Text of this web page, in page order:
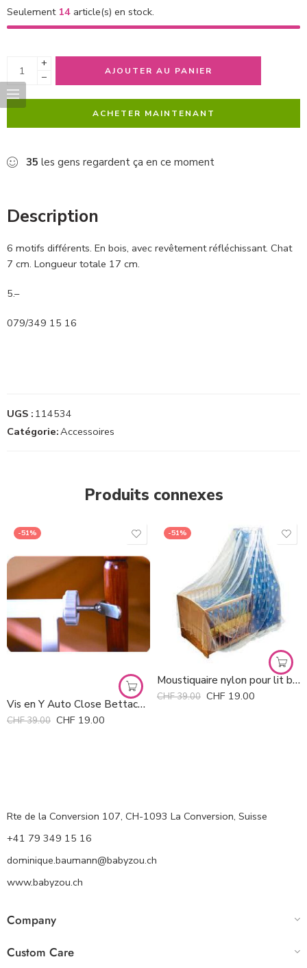
Seulement 14 article(s) en stock.
+
−
AJOUTER AU PANIER
ACHETER MAINTENANT
35 les gens regardent ça en ce moment
Description
6 motifs différents. En bois, avec revêtement réfléchissant. Chat
7 cm. Longueur totale 17 cm.
5.–
079/349 15 16
UGS : 114534
Catégorie:Accessoires
Produits connexes
-51%
Vis en Y Auto Close Bettacare *
CHF39.00 CHF 19.00
-51%
Moustiquaire nylon pour lit bébé Clippasafe *
CHF39.00 CHF 19.00
Rte de la Conversion 107, CH-1093 La Conversion, Suisse
+41 79 349 15 16
dominique.baumann@babyzou.ch
www.babyzou.ch
Company
Custom Care